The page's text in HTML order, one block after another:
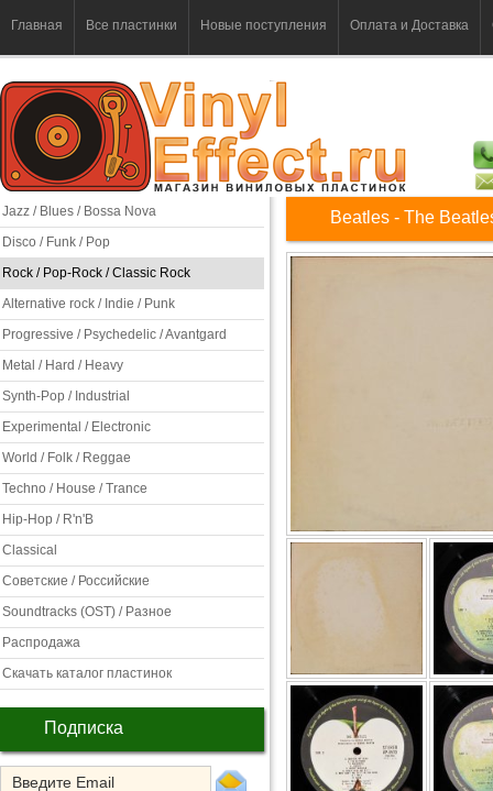
Главная Все пластинки Новые поступления Оплата и Доставка
Jazz / Blues / Bossa Nova
Disco / Funk / Pop
Rock / Pop-Rock / Classic Rock
Alternative rock / Indie / Punk
Progressive / Psychedelic / Avantgard
Metal / Hard / Heavy
Synth-Pop / Industrial
Experimental / Electronic
World / Folk / Reggae
Techno / House / Trance
Hip-Hop / R'n'B
Classical
Советские / Российские
Soundtracks (OST) / Разное
Распродажа
Скачать каталог пластинок
Подписка
Beatles - The